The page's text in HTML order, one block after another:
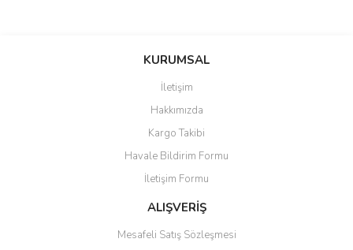
Bu ürüne ilk yorumu siz yapın!
Ürün resmi kalitesiz, bozuk veya görüntülenemiyor.
Ürün açıklamasında eksik bilgiler bulunuyor.
Ürün bilgilerinde hatalar bulunuyor.
Ürün fiyatı diğer sitelerden daha pahalı.
Bu ürüne benzer farklı alternatifler olmalı.
KURUMSAL
İletişim
Hakkımızda
Kargo Takibi
Havale Bildirim Formu
İletişim Formu
ALIŞVERİŞ
Mesafeli Satış Sözleşmesi